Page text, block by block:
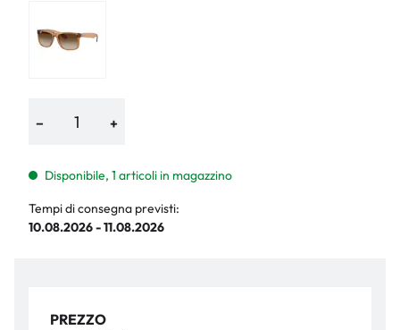
− +
Disponibile, 1 articoli in magazzino
Tempi di consegna previsti:
10.08.2026 - 11.08.2026
PREZZO